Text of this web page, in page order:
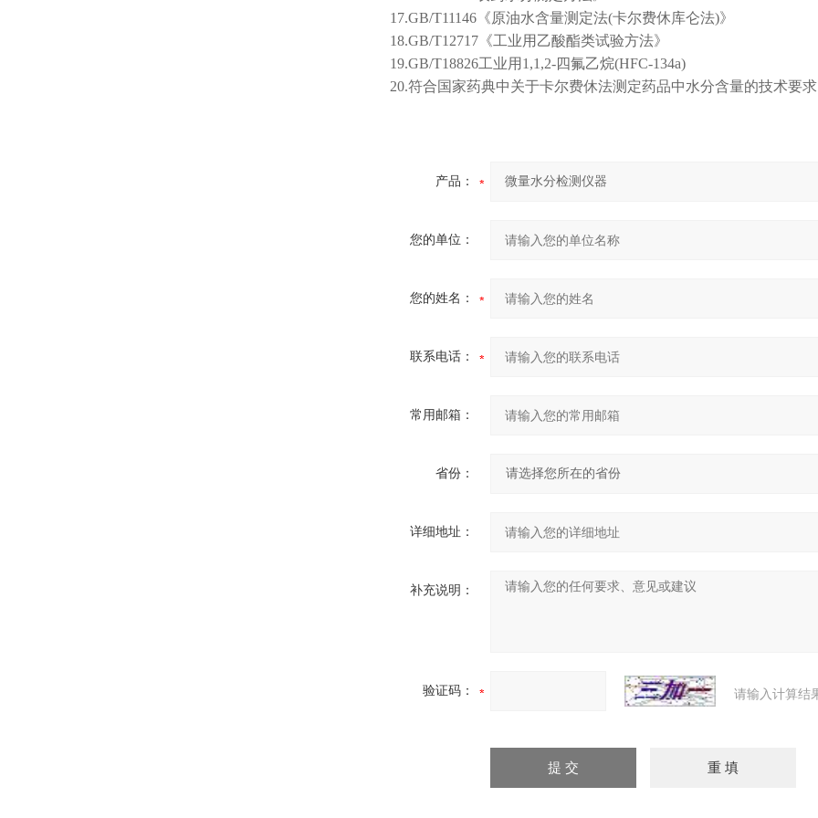
17.GB/T11146《原油水含量测定法(卡尔费休库仑法)》
18.GB/T12717《工业用乙酸酯类试验方法》
19.GB/T18826工业用1,1,2-四氟乙烷(HFC-134a)
20.符合国家药典中关于卡尔费休法测定药品中水分含量的技术要
产品：
您的单位：
您的姓名：
联系电话：
常用邮箱：
省份：
详细地址：
补充说明：
验证码： 请输入计算结